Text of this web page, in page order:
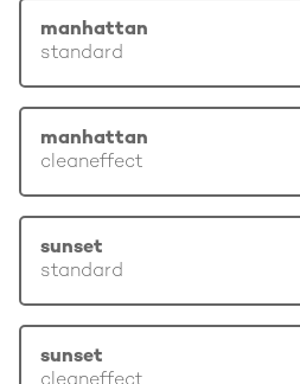
manhattan
standard
manhattan
cleaneffect
sunset
standard
sunset